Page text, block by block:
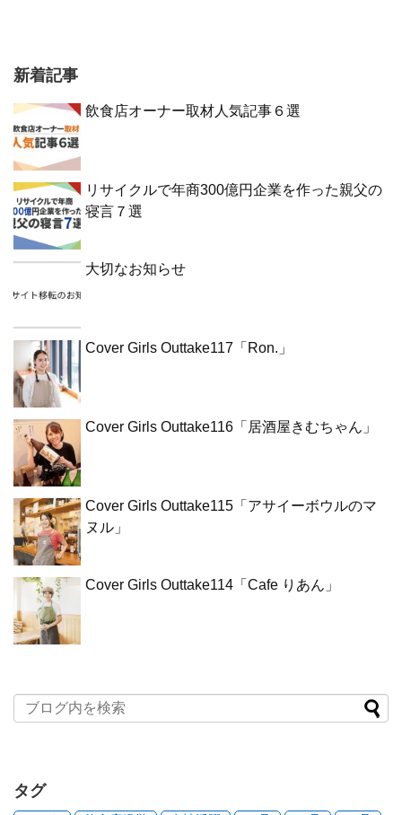
新着記事
飲食店オーナー取材人気記事６選
リサイクルで年商300億円企業を作った親父の
寝言７選
大切なお知らせ
Cover Girls Outtake117「Ron.」
Cover Girls Outtake116「居酒屋きむちゃん」
Cover Girls Outtake115「アサイーボウルのマ
ヌル」
Cover Girls Outtake114「Cafe りあん」
タグ